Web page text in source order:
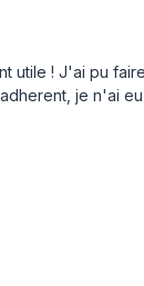
utile ! J'ai pu
je n'ai